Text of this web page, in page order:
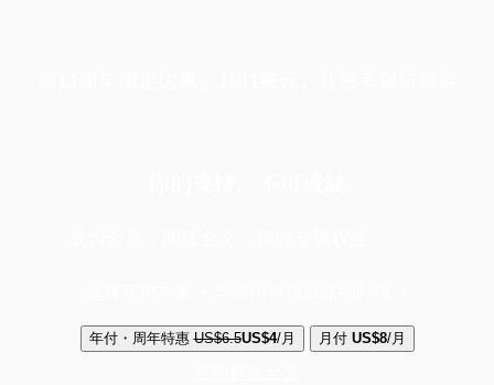
年付・周年特惠 US$6.5US$4/月 月付 US$8/月